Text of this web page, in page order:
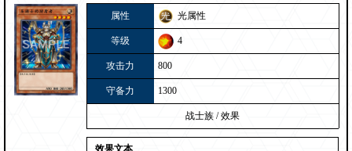
属性 光属性
等级 4
攻击力 800
守备力 1300
战士族 / 效果
效果文本